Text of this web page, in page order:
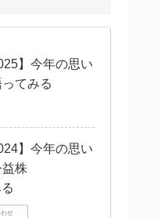
】今年の思い
てみる
】今年の思い
株
せ